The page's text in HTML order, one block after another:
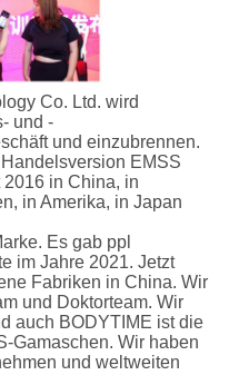
Co. Ltd. wird
und -
und einzubrennen.
EMSS
2016 in China, in
in Amerika, in Japan
Es gab ppl
im Jahre 2021. Jetzt
Fabriken in China. Wir
und Doktorteam. Wir
auch BODYTIME ist die
Gamaschen. Wir haben
und weltweiten